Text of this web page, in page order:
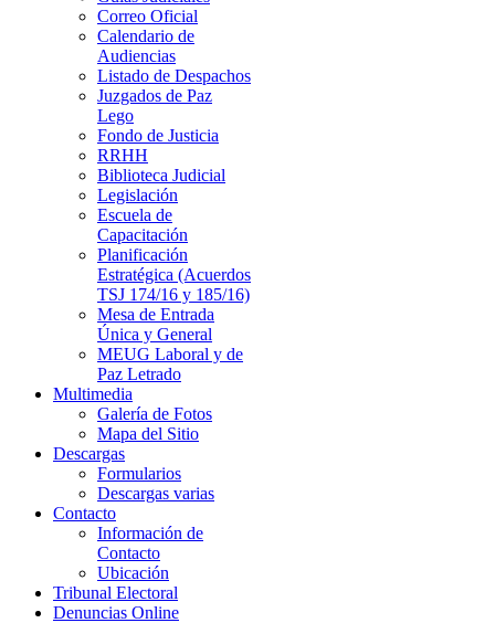
Correo Oficial
Calendario de
Audiencias
Listado de Despachos
Juzgados de Paz
Lego
Fondo de Justicia
RRHH
Biblioteca Judicial
Legislación
Escuela de
Capacitación
Planificación
Estratégica (Acuerdos
TSJ 174/16 y 185/16)
Mesa de Entrada
Única y General
MEUG Laboral y de
Paz Letrado
Multimedia
Galería de Fotos
Mapa del Sitio
Descargas
Formularios
Descargas varias
Contacto
Información de
Contacto
Ubicación
Tribunal Electoral
Denuncias Online